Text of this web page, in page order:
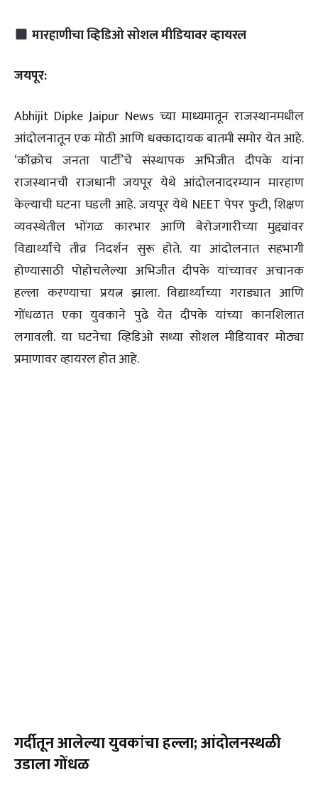
मारहाणीचा व्हिडिओ सोशल मीडियावर व्हायरल
जयपूर:
Abhijit Dipke Jaipur News च्या माध्यमातून राजस्थानमधील
आंदोलनातून एक मोठी आणि धक्कादायक बातमी समोर येत आहे.
‘कॉक्रोच जनता पार्टी’चे संस्थापक अभिजीत दीपके यांना
राजस्थानची राजधानी जयपूर येथे आंदोलनादरम्यान मारहाण
केल्याची घटना घडली आहे. जयपूर येथे NEET पेपर फुटी, शिक्षण
व्यवस्थेतील भोंगळ कारभार आणि बेरोजगारीच्या मुद्द्यांवर
विद्यार्थ्यांचे तीव्र निदर्शन सुरू होते. या आंदोलनात सहभागी
होण्यासाठी पोहोचलेल्या अभिजीत दीपके यांच्यावर अचानक
हल्ला करण्याचा प्रयत्न झाला. विद्यार्थ्यांच्या गराड्यात आणि
गोंधळात एका युवकाने पुढे येत दीपके यांच्या कानशिलात
लगावली. या घटनेचा व्हिडिओ सध्या सोशल मीडियावर मोठ्या
प्रमाणावर व्हायरल होत आहे.
गर्दीतून आलेल्या युवकांचा हल्ला; आंदोलनस्थळी
उडाला गोंधळ